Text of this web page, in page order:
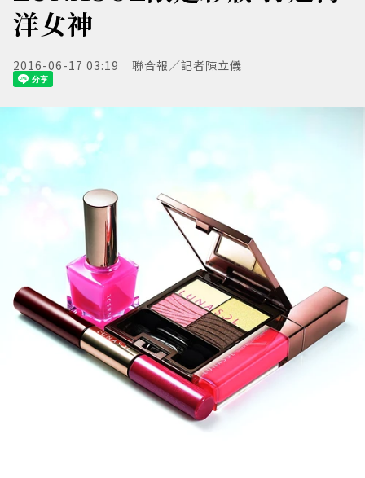
洋女神
2016-06-17 03:19 聯合報／記者陳立儀